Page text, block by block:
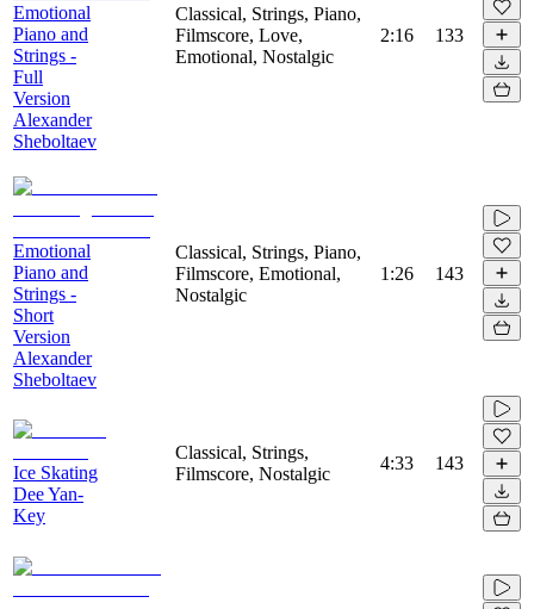
Emotional
Piano and
Strings -
Full
Version
Alexander
Sheboltaev
Classical, Strings, Piano,
Filmscore, Love,
Emotional, Nostalgic
2:16 133
Emotional
Piano and
Strings -
Short
Version
Alexander
Sheboltaev
Classical, Strings, Piano,
Filmscore, Emotional,
Nostalgic
1:26 143
Ice Skating
Dee Yan-
Key
Classical, Strings,
Filmscore, Nostalgic
4:33 143